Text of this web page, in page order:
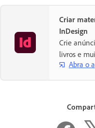
Criar
InDesign
Crie
livros e
Abra o